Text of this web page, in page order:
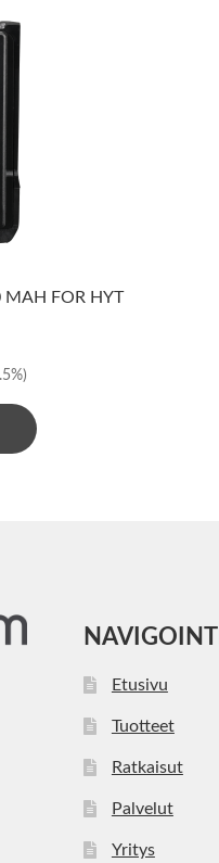
MAH FOR HYT
NAVIGOINTI
Etusivu
Tuotteet
Ratkaisut
Palvelut
Yritys